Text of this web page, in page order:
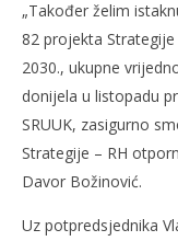
„Također želim
82 projekta
2030., ukupne
donijela u listopadu
SRUUK, zasigurno
Strategije – RH
Davor Božinović.
Uz potpredsjednika